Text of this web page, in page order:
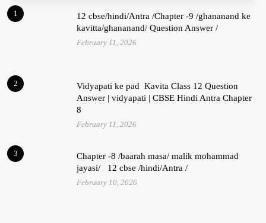
1
12 cbse/hindi/Antra /Chapter -9 /ghananand ke
kavitta/ghananand/ Question Answer /
February 11, 2026
2
Vidyapati ke pad Kavita Class 12 Question
Answer | vidyapati | CBSE Hindi Antra Chapter
8
February 11, 2026
3
Chapter -8 /baarah masa/ malik mohammad
jayasi/ 12 cbse /hindi/Antra /
February 10, 2026